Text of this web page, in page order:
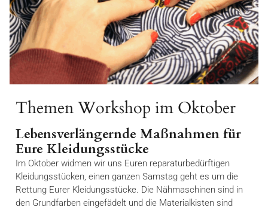
Themen Workshop im Oktober
Lebensverlängernde Maßnahmen für
Eure Kleidungsstücke
Im Oktober widmen wir uns Euren reparaturbedürftigen
Kleidungsstücken, einen ganzen Samstag geht es um die
Rettung Eurer Kleidungsstücke. Die Nähmaschinen sind in
den Grundfarben eingefädelt und die Materialkisten sind